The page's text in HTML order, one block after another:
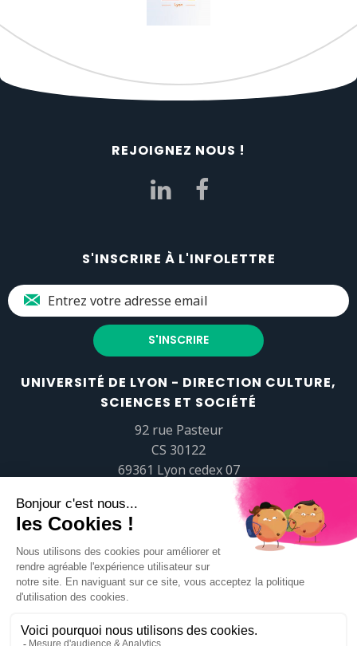
REJOIGNEZ NOUS !
S'INSCRIRE À L'INFOLETTRE
UNIVERSITÉ DE LYON - DIRECTION CULTURE,
SCIENCES ET SOCIÉTÉ
92 rue Pasteur
CS 30122
69361 Lyon cedex 07
popsciences@universite-lyon.fr
Tél.+33 (0)4 37 37 82 01